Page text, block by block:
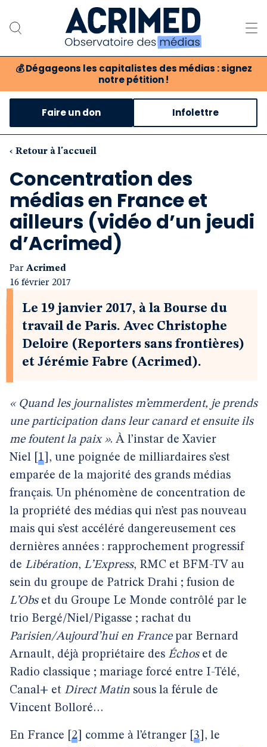
💰 Dégageons les capitalistes des médias : signez
notre pétition !
Notre association
Notre critique des médias
Nos propositions
Notre revue
Boutique
Faire un don Infolettre
‹ Retour à l'accueil
Concentration des
médias en France et
ailleurs (vidéo d’un jeudi
d’Acrimed)
Par Acrimed
16 février 2017
Le 19 janvier 2017, à la Bourse du
travail de Paris. Avec Christophe
Deloire (Reporters sans frontières)
et Jérémie Fabre (Acrimed).
« Quand les journalistes m’emmerdent, je prends
une participation dans leur canard et ensuite ils
me foutent la paix ». À l’instar de Xavier
Niel 1 , une poignée de milliardaires s’est
emparée de la majorité des grands médias
français. Un phénomène de concentration de
la propriété des médias qui n’est pas nouveau
mais qui s’est accéléré dangereusement ces
dernières années : rapprochement progressif
de Libération, L’Express, RMC et BFM-TV au
sein du groupe de Patrick Drahi ; fusion de
L’Obset du Groupe Le Monde contrôlé par le
trio Bergé/Niel/Pigasse ; rachat du
Parisien/Aujourd’hui en Francepar Bernard
Arnault, déjà propriétaire des Échoset de
Radio classique ; mariage forcé entre I-Télé,
Canal+ et Direct Matin sous la férule de
Vincent Bolloré…
En France 2 comme à l’étranger 3 , le